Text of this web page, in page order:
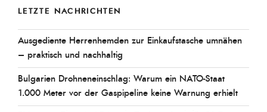
LETZTE NACHRICHTEN
Ausgediente Herrenhemden zur Einkaufstasche umnähen
– praktisch und nachhaltig
Bulgarien Drohneneinschlag: Warum ein NATO-Staat
1.000 Meter vor der Gaspipeline keine Warnung erhielt